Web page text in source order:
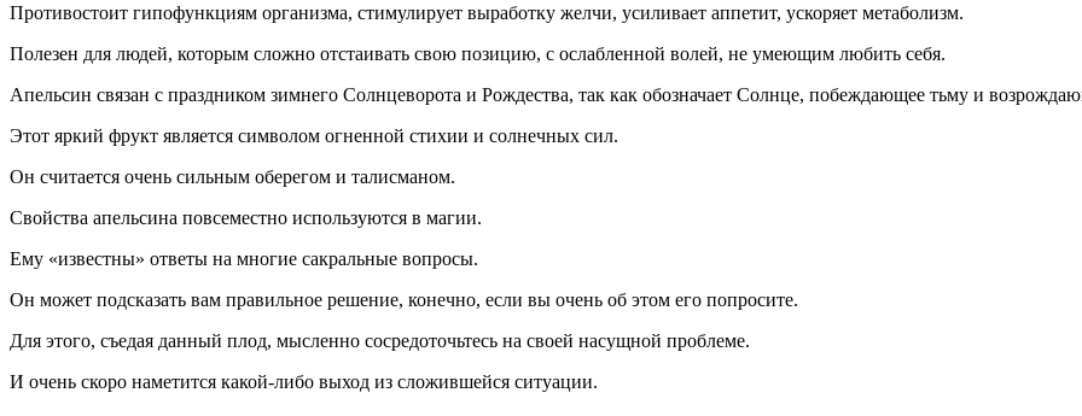
Противостоит гипофункциям организма, стимулирует выработку желчи, усиливает аппетит, ускоряет метаболизм.
Полезен для людей, которым сложно отстаивать свою позицию, с ослабленной волей, не умеющим любить себя.
Апельсин связан с праздником зимнего Солнцеворота и Рождества, так как обозначает Солнце, побеждающее тьму и
Этот яркий фрукт является символом огненной стихии и солнечных сил.
Он считается очень сильным оберегом и талисманом.
Свойства апельсина повсеместно используются в магии.
Ему «известны» ответы на многие сакральные вопросы.
Он может подсказать вам правильное решение, конечно, если вы очень об этом его попросите.
Для этого, съедая данный плод, мысленно сосредоточьтесь на своей насущной проблеме.
И очень скоро наметится какой-либо выход из сложившейся ситуации.